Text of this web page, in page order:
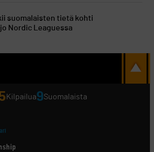
suomalaisten tietä kohti
Nordic Leaguessa
Kilpailua9Suomalaista